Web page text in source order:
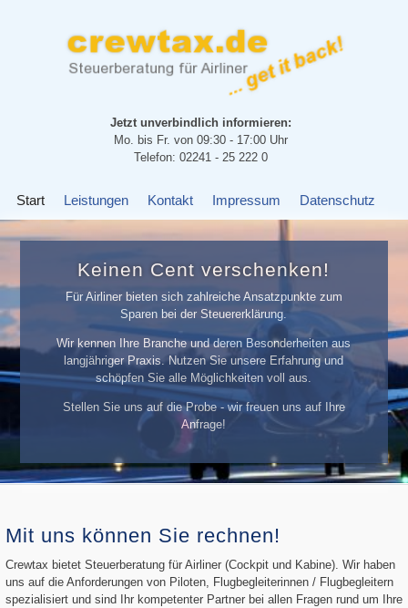
Jetzt unverbindlich informieren:
Mo. bis Fr. von 09:30 - 17:00 Uhr
Telefon: 02241 - 25 222 0
Start Leistungen Kontakt Impressum Datenschutz
Keinen Cent verschenken!
Für Airliner bieten sich zahlreiche Ansatzpunkte zum
Sparen bei der Steuererklärung.
Wir kennen Ihre Branche und deren Besonderheiten aus
langjähriger Praxis. Nutzen Sie unsere Erfahrung und
schöpfen Sie alle Möglichkeiten voll aus.
Stellen Sie uns auf die Probe - wir freuen uns auf Ihre
Anfrage!
Mit uns können Sie rechnen!
Crewtax bietet Steuerberatung für Airliner (Cockpit und Kabine). Wir haben
uns auf die Anforderungen von Piloten, Flugbegleiterinnen / Flugbegleitern
spezialisiert und sind Ihr kompetenter Partner bei allen Fragen rund um Ihre